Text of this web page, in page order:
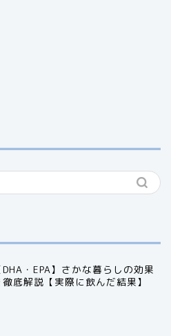
DHA・EPA】さかな暮らしの効果
徹底解説【実際に飲んだ結果】